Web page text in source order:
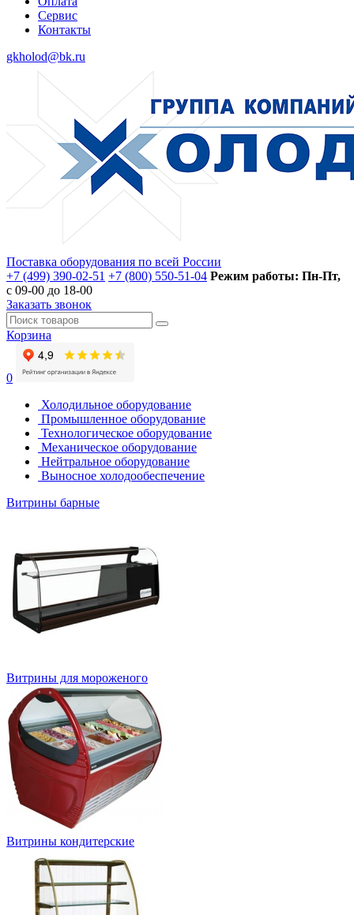
Сервис
Контакты
gkholod@bk.ru
Поставка оборудования по всей России
+7 (499) 390-02-51 +7 (800) 550-51-04 Режим работы: Пн-Пт,
с 09-00 до 18-00
Заказать звонок
Корзина
0
Холодильное оборудование
Промышленное оборудование
Технологическое оборудование
Механическое оборудование
Нейтральное оборудование
Выносное холодообеспечение
Витрины барные
Витрины для мороженого
Витрины кондитерские